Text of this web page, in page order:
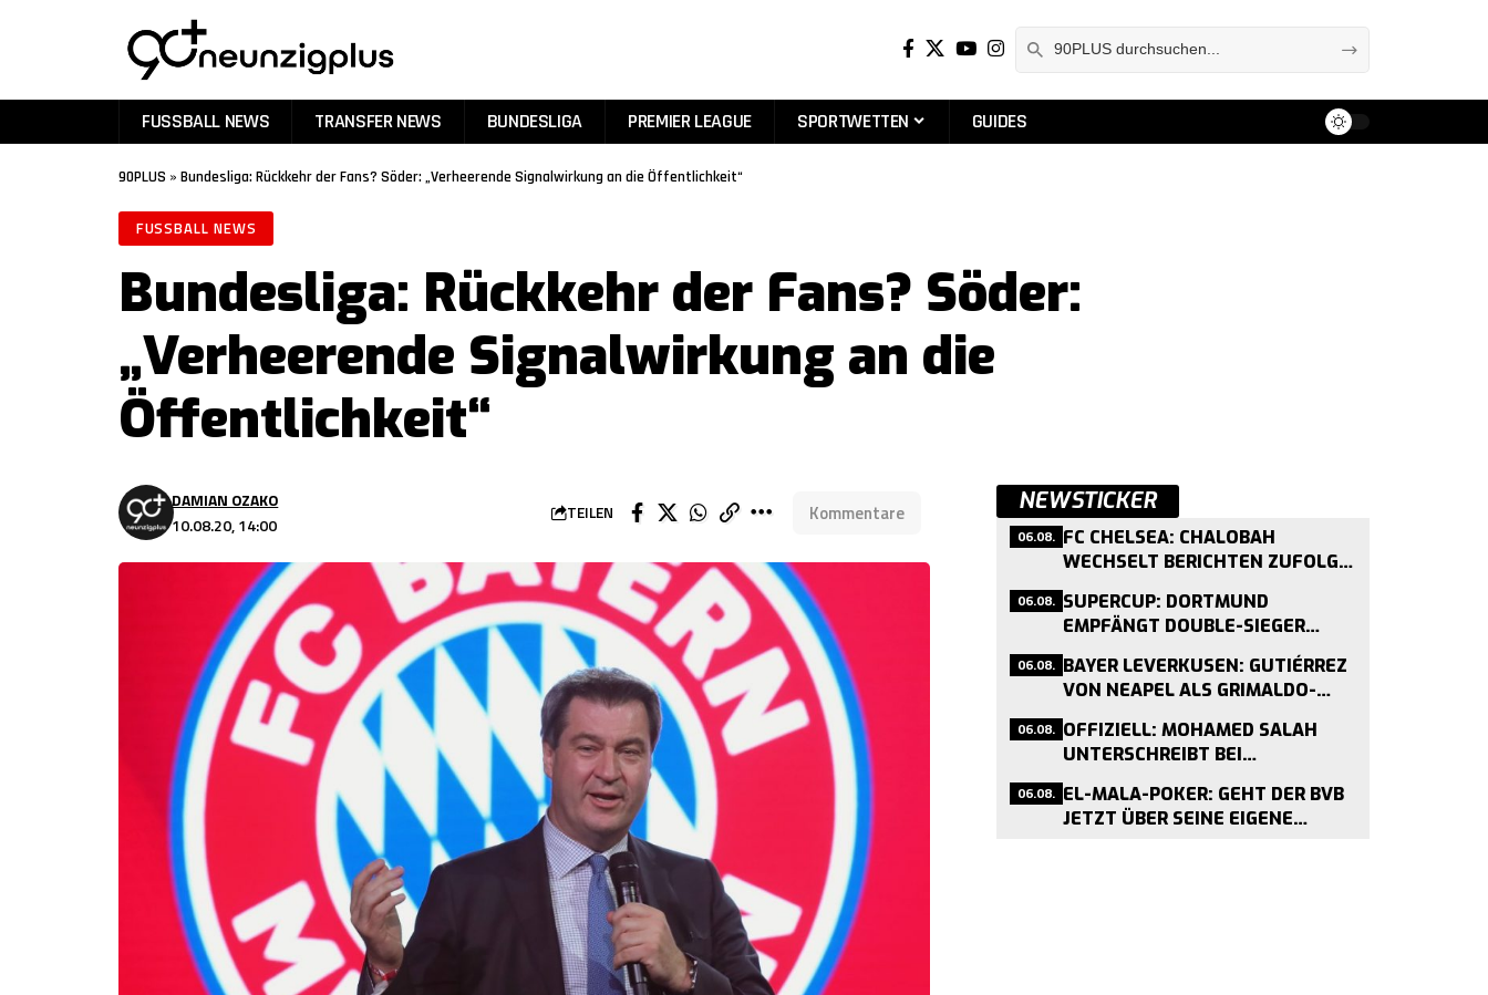
FUSSBALL NEWS TRANSFER NEWS BUNDESLIGA PREMIER LEAGUE SPORTWETTEN GUIDES
90PLUS » Bundesliga: Rückkehr der Fans? Söder: „Verheerende Signalwirkung an die Öffentlichkeit“
FUSSBALL NEWS
Bundesliga: Rückkehr der Fans? Söder:
„Verheerende Signalwirkung an die
Öffentlichkeit“
10.08.20, 14:00
DAMIAN OZAKO
TEILEN Kommentare NEWSTICKER
06.08. FC CHELSEA: CHALOBAH
WECHSELT BERICHTEN ZUFOLGE
06.08. SUPERCUP: DORTMUND
EMPFÄNGT DOUBLE-SIEGER
06.08. BAYER LEVERKUSEN: GUTIÉRREZ
VON NEAPEL ALS GRIMALDO-
06.08. OFFIZIELL: MOHAMED SALAH
UNTERSCHREIBT BEI
LIVERPOOL-ÄRA
06.08. EL-MALA-POKER: GEHT DER BVB
JETZT ÜBER SEINE EIGENE